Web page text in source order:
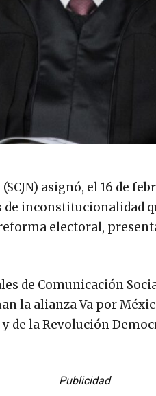
asignó, el 16 de
de inconstitucionalidad
electoral,
de Comunicación
la alianza Va por
de la Revolución
Publicidad